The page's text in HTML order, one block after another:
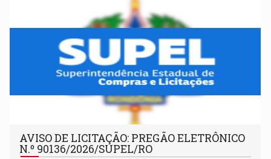
AVISO DE LICITAÇÃO: PREGÃO ELETRÔNICO
N.º 90136/2026/SUPEL/RO